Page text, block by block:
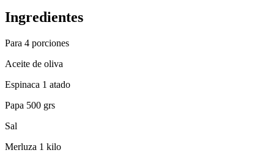
Ingredientes
Para 4 porciones
Aceite de oliva
Espinaca 1 atado
Papa 500 grs
Sal
Merluza 1 kilo